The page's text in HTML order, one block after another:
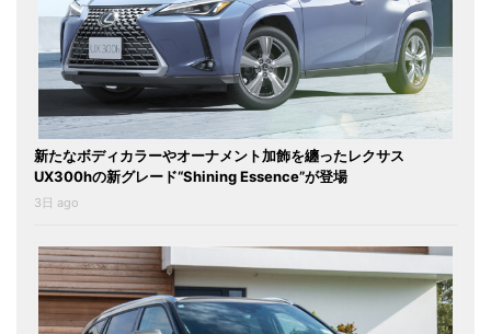
新たなボディカラーやオーナメント加飾を纏ったレクサス
UX300hの新グレード“Shining Essence”が登場
3日 ago